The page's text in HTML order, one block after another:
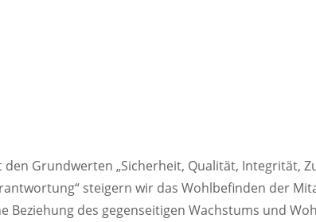
den Grundwerten „Sicherheit, Qualität, Integrität,
steigern wir das Wohlbefinden der
Beziehung des gegenseitigen Wachstums und